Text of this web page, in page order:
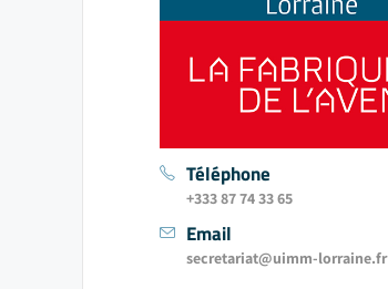
Téléphone
+333 87 74 33 65
Email
secretariat@uimm-lorraine.fr